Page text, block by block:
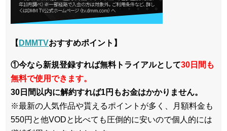
【 DMMTVおすすめポイント】
①今なら新規登録すれば無料トライアルとして30日間も
無料で使用できます。
30日間以内に解約すれば1円もお金はかかりません。
※最新の人気作品や貰えるポイントが多く、月額料金も
550円と他VODと比べても圧倒的に安いので個人的には